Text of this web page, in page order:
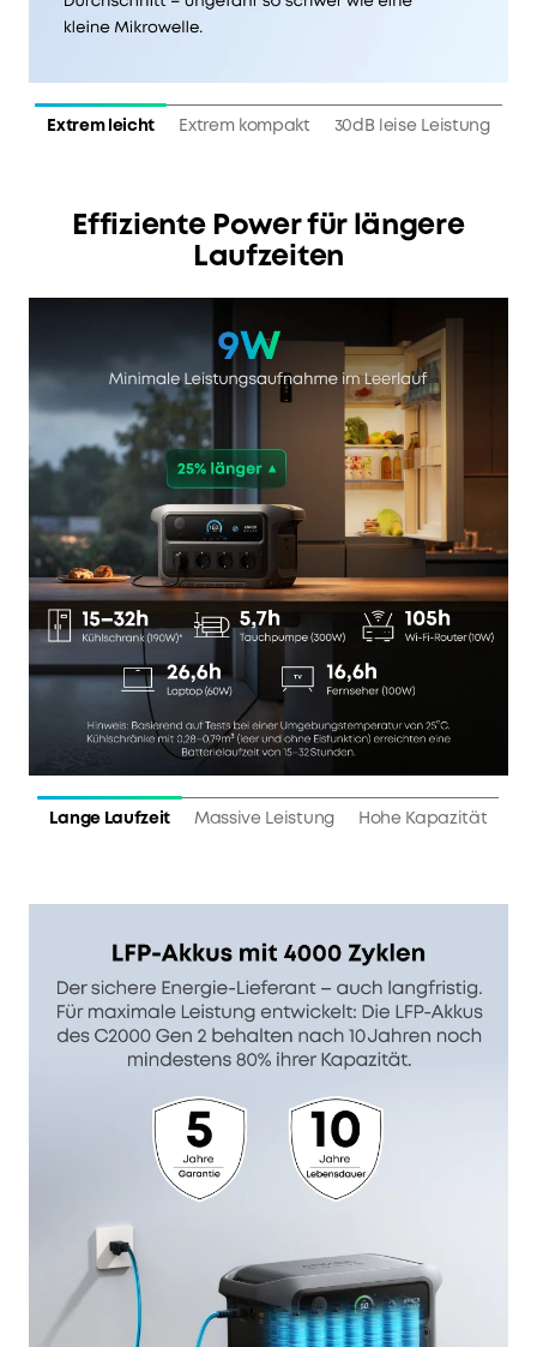
Extrem leicht Extrem kompakt 30dB leise Leistung
Effiziente Power für längere
Laufzeiten
Lange Laufzeit Massive Leistung Hohe Kapazität